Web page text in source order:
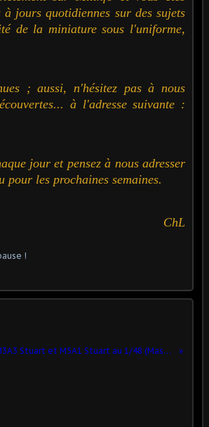
jours quotidiennes sur des sujets
de la miniature sous l'uniforme,
; aussi, n'hésitez pas à nous
à l'adresse suivante :
jour et pensez à nous adresser
les prochaines semaines.
ChL
Char léger M3 Stuart, M3A3 Stuart et M5A1 Stuart au 1/48 (Master Fighter/ Gaso.Line)